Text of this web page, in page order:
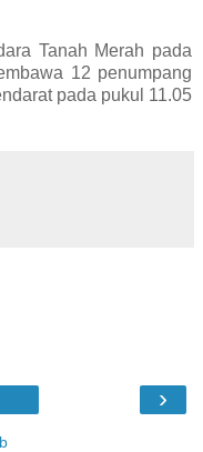
Tanah Merah pada
12 penumpang
pada pukul 11.05
›